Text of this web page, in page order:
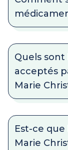
Quels
acceptés
Marie
Est-ce que
Marie